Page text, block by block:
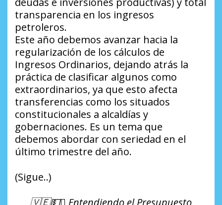
transparencia en los ingresos
petroleros.
Este año debemos avanzar hacia la
regularización de los cálculos de
Ingresos Ordinarios, dejando atrás la
práctica de clasificar algunos como
extraordinarios, ya que esto afecta
transferencias como los situados
constitucionales a alcaldías y
gobernaciones. Es un tema que
debemos abordar con seriedad en el
último trimestre del año.
(Sigue..)
🇻🇪💵🪎 Entendiendo el Presupuesto